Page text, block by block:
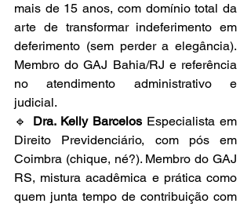
mais de 15 anos, com domínio total da
arte de transformar indeferimento em
deferimento (sem perder a elegância).
Membro do GAJ Bahia/RJ e referência
no atendimento administrativo e
judicial.
🔹 Dra. Kelly Barcelos Especialista em
Direito Previdenciário, com pós em
Coimbra (chique, né?). Membro do GAJ
RS, mistura acadêmica e prática como
quem junta tempo de contribuição com